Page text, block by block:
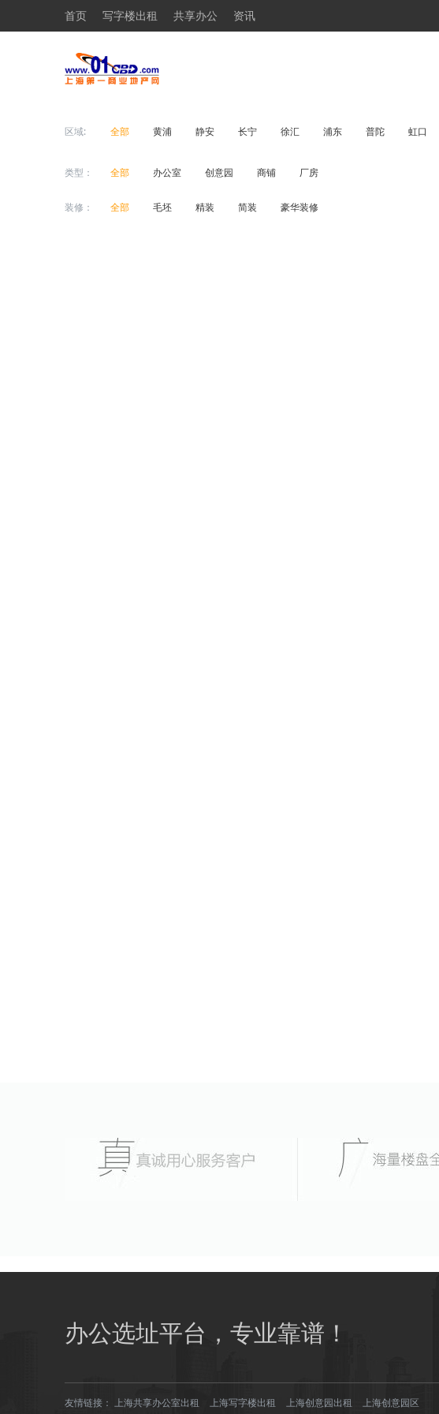
首页 写字楼出租 共享办公 资讯
区域: 全部 黄浦 静安 长宁 徐汇 浦东 普陀 虹口
类型： 全部 办公室 创意园 商铺 厂房
装修： 全部 毛坯 精装 简装 豪华装修
办公选址平台，专业靠谱！
友情链接： 上海共享办公室出租 上海写字楼出租 上海创意园出租 上海创意园区